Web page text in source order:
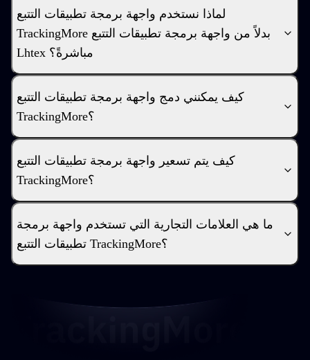
لماذا نستخدم واجهة برمجة تطبيقات التتبع
TrackingMore بدلاً من واجهة برمجة تطبيقات التتبع
Lhtex مباشرةً؟
كيف يمكنني دمج واجهة برمجة تطبيقات التتبع
TrackingMore؟
كيف يتم تسعير واجهة برمجة تطبيقات التتبع
TrackingMore؟
ما هي العلامات التجارية التي تستخدم واجهة برمجة
تطبيقات التتبع TrackingMore؟